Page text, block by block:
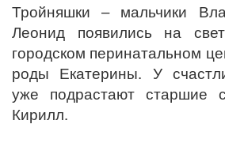
Тройняшки – мальчики
Леонид появились на
городском перинатальном
роды Екатерины. У
уже подрастают старшие
Кирилл.